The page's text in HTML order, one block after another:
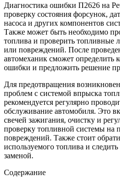
Диагностика ошибки П2626 на
проверку состояния форсунок,
насоса и других компонентов
Также может быть необходимо
топлива и проверить топливные
или повреждений. После
автомеханик сможет определить
ошибки и предложить решение
Для предотвращения
проблем с системой впрыска
рекомендуется регулярно
обслуживание автомобиля. Это
свечей зажигания, очистку и
проверку топливной системы на
повреждений. Также стоит
используемого топлива и
заменой.
Содержание